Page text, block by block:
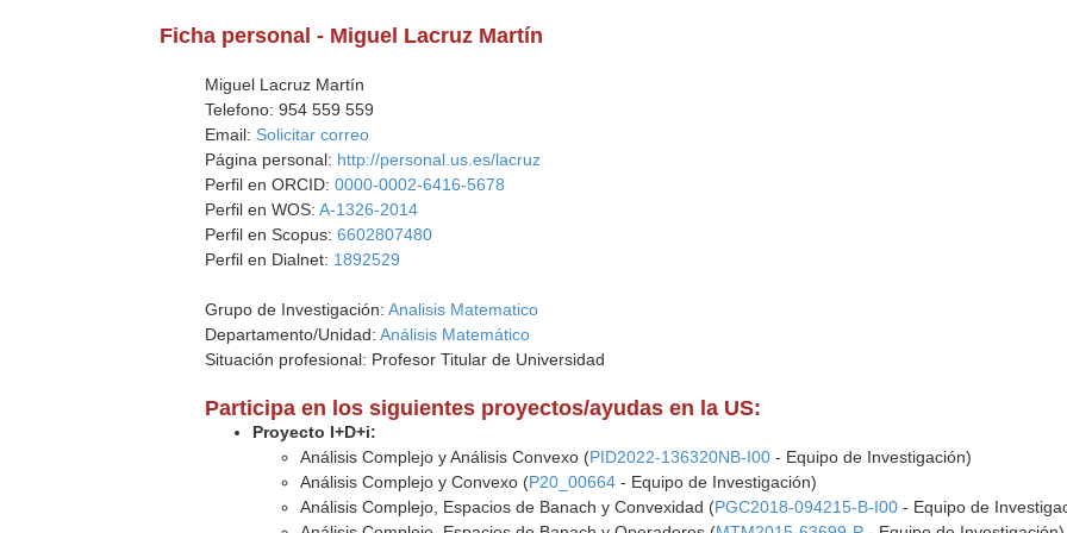
Ficha personal - Miguel Lacruz Martín
Miguel Lacruz Martín
Telefono: 954 559 559
Email: Solicitar correo
Página personal: http://personal.us.es/lacruz
Perfil en ORCID:0000-0002-6416-5678
Perfil en WOS:A-1326-2014
Perfil en Scopus:6602807480
Perfil en Dialnet: 1892529
Grupo de Investigación:Analisis Matematico
Departamento/Unidad:Análisis Matemático
Situación profesional: Profesor Titular de Universidad
Participa en los siguientes proyectos/ayudas en la US:
Proyecto I+D+i:
Análisis Complejo y Análisis Convexo (PID2022-136320NB-I00 - Equipo de Investigación)
Análisis Complejo y Convexo (P20_00664 - Equipo de Investigación)
Análisis Complejo, Espacios de Banach y Convexidad (PGC2018-094215-B-I00 - Equipo de